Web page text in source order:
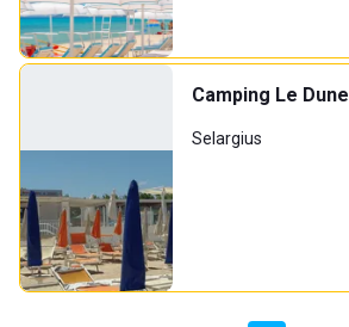
Camping Le Dune
Selargius